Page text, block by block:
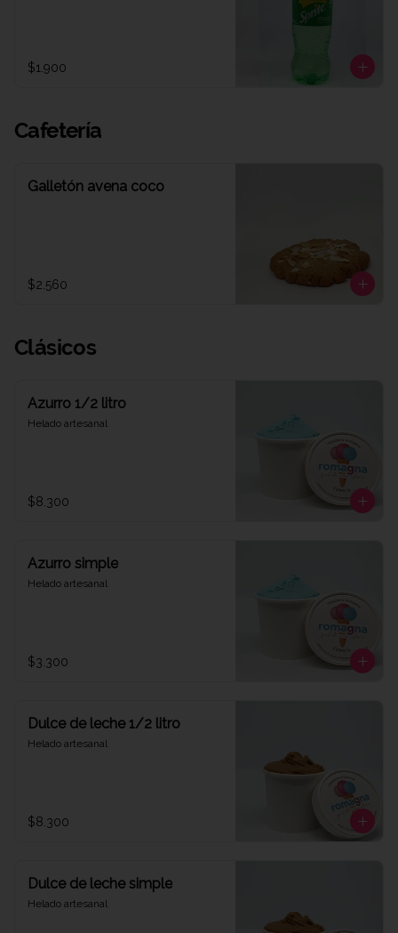
$1.900
Cafetería
Galletón avena coco
$2.560
Clásicos
Azurro 1/2 litro
Helado artesanal
$8.300
Azurro simple
Helado artesanal
$3.300
Dulce de leche 1/2 litro
Helado artesanal
$8.300
Dulce de leche simple
Helado artesanal